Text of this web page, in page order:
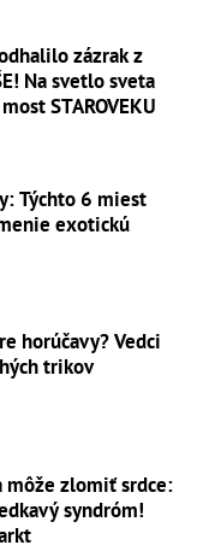
zázrak z
Na svetlo sveta
STAROVEKU
Týchto 6 miest
exotickú
horúčavy? Vedci
trikov
môže zlomiť srdce:
syndróm!